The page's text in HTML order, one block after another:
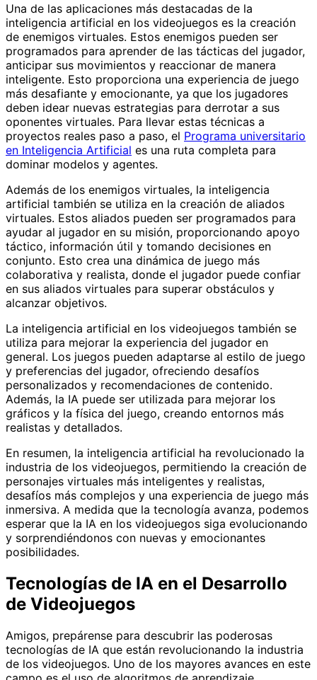
Una de las aplicaciones más destacadas de la
inteligencia artificial en los videojuegos es la creación
de enemigos virtuales. Estos enemigos pueden ser
programados para aprender de las tácticas del jugador,
anticipar sus movimientos y reaccionar de manera
inteligente. Esto proporciona una experiencia de juego
más desafiante y emocionante, ya que los jugadores
deben idear nuevas estrategias para derrotar a sus
oponentes virtuales. Para llevar estas técnicas a
proyectos reales paso a paso, el Programa universitario
en Inteligencia Artificial es una ruta completa para
dominar modelos y agentes.
Además de los enemigos virtuales, la inteligencia
artificial también se utiliza en la creación de aliados
virtuales. Estos aliados pueden ser programados para
ayudar al jugador en su misión, proporcionando apoyo
táctico, información útil y tomando decisiones en
conjunto. Esto crea una dinámica de juego más
colaborativa y realista, donde el jugador puede confiar
en sus aliados virtuales para superar obstáculos y
alcanzar objetivos.
La inteligencia artificial en los videojuegos también se
utiliza para mejorar la experiencia del jugador en
general. Los juegos pueden adaptarse al estilo de juego
y preferencias del jugador, ofreciendo desafíos
personalizados y recomendaciones de contenido.
Además, la IA puede ser utilizada para mejorar los
gráficos y la física del juego, creando entornos más
realistas y detallados.
En resumen, la inteligencia artificial ha revolucionado la
industria de los videojuegos, permitiendo la creación de
personajes virtuales más inteligentes y realistas,
desafíos más complejos y una experiencia de juego más
inmersiva. A medida que la tecnología avanza, podemos
esperar que la IA en los videojuegos siga evolucionando
y sorprendiéndonos con nuevas y emocionantes
posibilidades.
Tecnologías de IA en el Desarrollo
de Videojuegos
Amigos, prepárense para descubrir las poderosas
tecnologías de IA que están revolucionando la industria
de los videojuegos. Uno de los mayores avances en este